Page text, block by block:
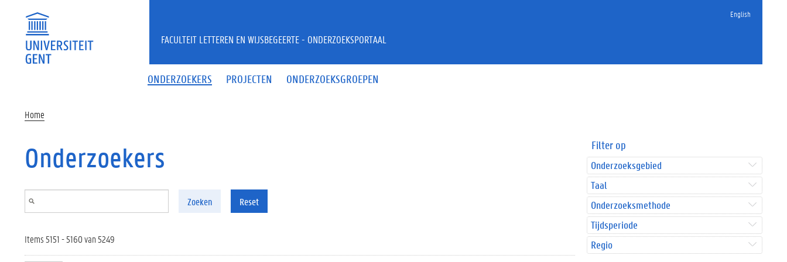
English
ONDERZOEKERS PROJECTEN ONDERZOEKSGROEPEN
FACULTEIT LETTEREN EN WIJSBEGEERTE - ONDERZOEKSPORTAAL
Home
Onderzoekers
Zoeken Reset
Items 5151 - 5160 van 5249
Filter op
Onderzoeksgebied
Taal
Onderzoeksmethode
Tijdsperiode
Regio